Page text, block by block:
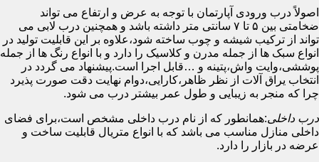
اصولاً درب ورودی آپارتمان با توجه به عرض و ارتفاع می تواند
ضخامتی بین ۵ تا ۷ سانتی متر داشته باشد و همچنین درب لابی می
تواند از ترکیب شیشه و چوب ساخته شود،علاوه بر این قابلیت تولید در
انواع سبک ها از جمله مدرن و کلاسیک را دارد و با انواع رنگ ها از جمله
پوششی،وایت واش،پتینه و …قابل اجرا است.پیشنهاد می گردد در
انتخاب یراق آلات از نظر ظاهر،کارایی،دوام نهایت دقت صورت پذیرد
چرا که منجر به زیبایی و طول عمر بیشتر درب می شود.
درب داخلی:همانطور که از نام درب داخلی مشخص است،برای فضای
داخلی منازل مناسب می باشد که با انواع متریال قابلیت ساخت و
عرضه در بازار را دارد.